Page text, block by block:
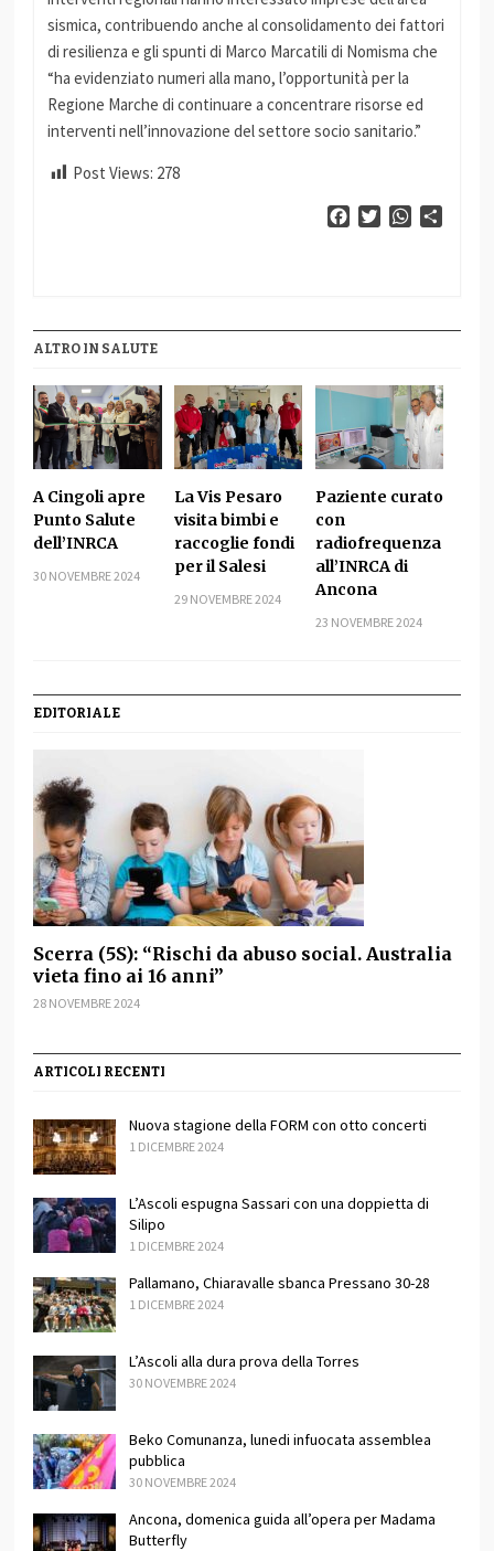
sismica, contribuendo anche al consolidamento dei fattori
di resilienza e gli spunti di Marco Marcatili di Nomisma che
“ha evidenziato numeri alla mano, l’opportunità per la
Regione Marche di continuare a concentrare risorse ed
interventi nell’innovazione del settore socio sanitario.”
Post Views: 278
FacebookTwitterWhatsApp
ALTRO IN SALUTE
A Cingoli apre
Punto Salute
dell’INRCA
30 NOVEMBRE 2024
La Vis Pesaro
visita bimbi e
raccoglie fondi
per il Salesi
29 NOVEMBRE 2024
Paziente curato
con
radiofrequenza
all’INRCA di
Ancona
23 NOVEMBRE 2024
EDITORIALE
Scerra (5S): “Rischi da abuso social. Australia
vieta fino ai 16 anni”
28 NOVEMBRE 2024
ARTICOLI RECENTI
Nuova stagione della FORM con otto concerti
1 DICEMBRE 2024
L’Ascoli espugna Sassari con una doppietta di
Silipo
1 DICEMBRE 2024
Pallamano, Chiaravalle sbanca Pressano 30-28
1 DICEMBRE 2024
L’Ascoli alla dura prova della Torres
30 NOVEMBRE 2024
Beko Comunanza, lunedi infuocata assemblea
pubblica
30 NOVEMBRE 2024
Ancona, domenica guida all’opera per Madama
Butterfly